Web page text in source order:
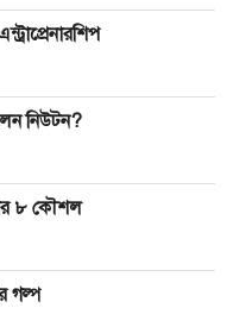
নিউটন?
৮ কৌশল
গল্প